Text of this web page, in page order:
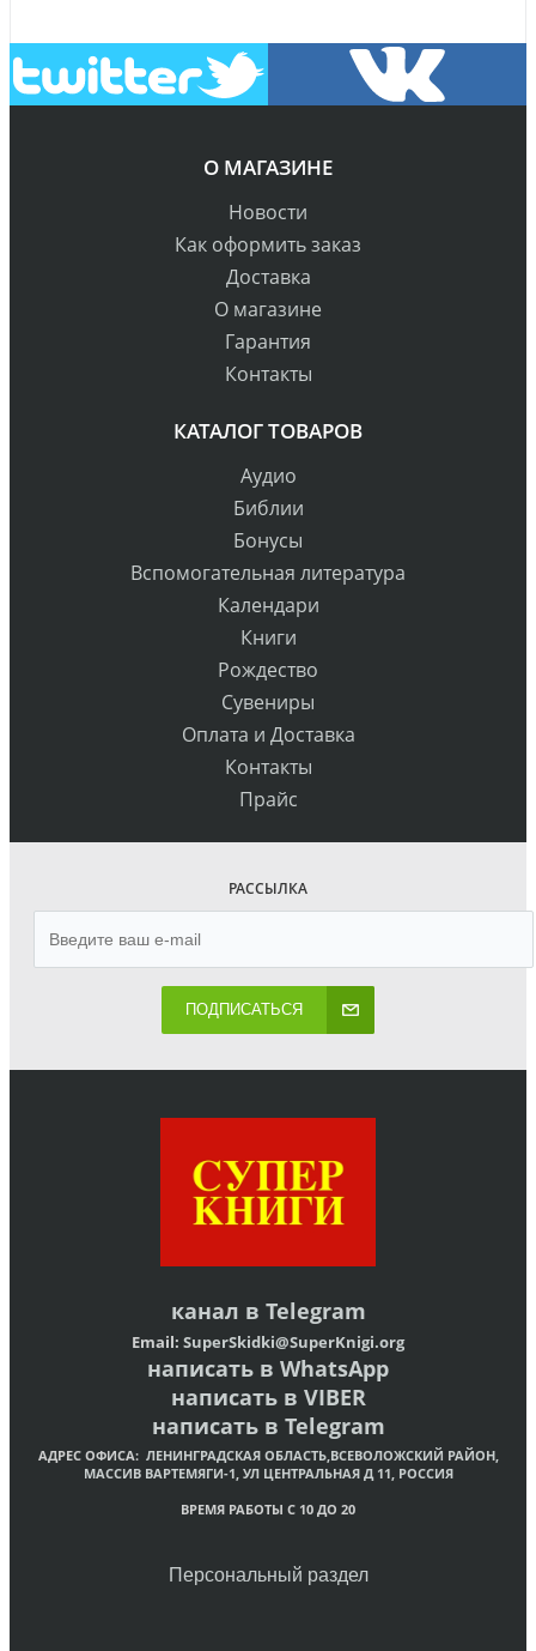
О МАГАЗИНЕ
Новости
Как оформить заказ
Доставка
О магазине
Гарантия
Контакты
КАТАЛОГ ТОВАРОВ
Аудио
Библии
Бонусы
Вспомогательная литература
Календари
Книги
Рождество
Сувениры
Оплата и Доставка
Контакты
Прайс
РАССЫЛКА
ПОДПИСАТЬСЯ
канал в Telegram
Email: SuperSkidki@SuperKnigi.org
написать в WhatsApp
написать в VIBER
написать в Telegram
АДРЕС ОФИСА: ЛЕНИНГРАДСКАЯ ОБЛАСТЬ,ВСЕВОЛОЖСКИЙ РАЙОН,
МАССИВ ВАРТЕМЯГИ-1, УЛ ЦЕНТРАЛЬНАЯ Д 11, РОССИЯ
ВРЕМЯ РАБОТЫ С 10 ДО 20
Персональный раздел